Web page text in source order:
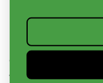
Das Filtervlies
die Sickerschicht
verursachen. Es